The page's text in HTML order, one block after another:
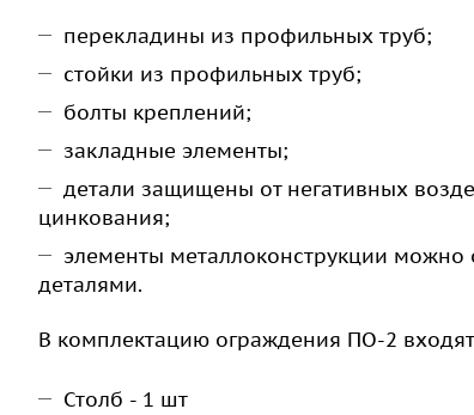
перекладины из профильных труб;
стойки из профильных труб;
болты креплений;
закладные элементы;
детали защищены от негативных
цинкования;
элементы металлоконструкции можно
деталями.
В комплектацию ограждения ПО-2
Столб - 1 шт